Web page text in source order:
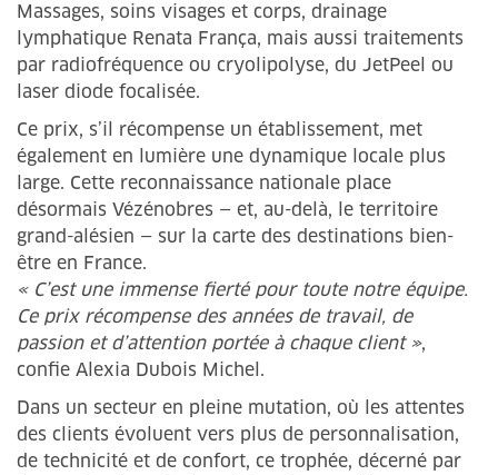
Massages, soins visages et corps, drainage
lymphatique Renata França, mais aussi traitements
par radiofréquence ou cryolipolyse, du JetPeel ou
laser diode focalisée.
Ce prix, s’il récompense un établissement, met
également en lumière une dynamique locale plus
large. Cette reconnaissance nationale place
désormais Vézénobres — et, au-delà, le territoire
grand-alésien — sur la carte des destinations bien-
être en France.
« C’est une immense fierté pour toute notre équipe.
Ce prix récompense des années de travail, de
passion et d’attention portée à chaque client »,
confie Alexia Dubois Michel.
Dans un secteur en pleine mutation, où les attentes
des clients évoluent vers plus de personnalisation,
de technicité et de confort, ce trophée, décerné par